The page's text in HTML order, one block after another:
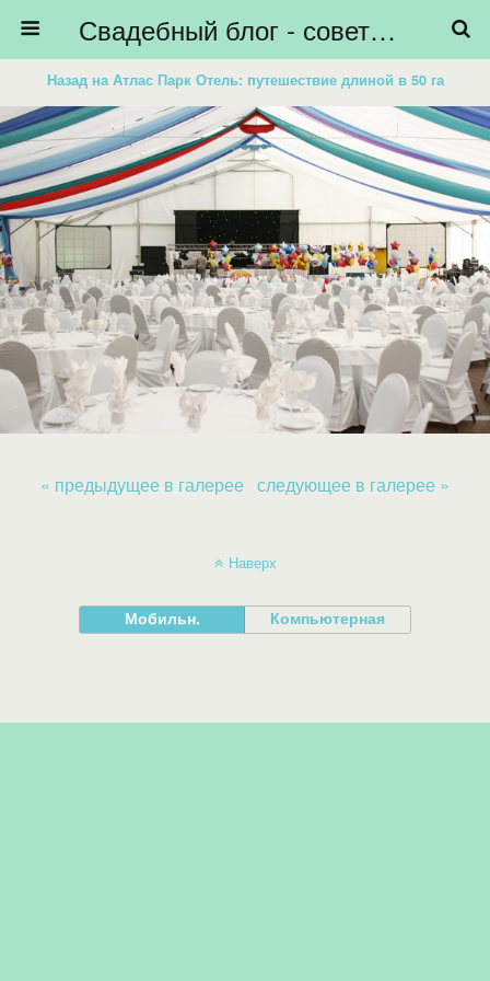
Свадебный блог - советы невестам, подготовка к свадьбе - HiBride
Назад на Атлас Парк Отель: путешествие длиной в 50 га
« предыдущее в галерее следующее в галерее »
Наверх
Мобильн. Компьютерная